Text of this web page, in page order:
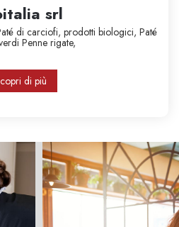
srl
di carciofi, prodotti biologici, Paté
Penne rigate,
di più